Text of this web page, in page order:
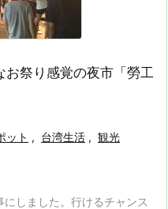
お祭り感覚の夜市「勞工
ット , 台湾生活 , 観光
しました。行けるチャンス